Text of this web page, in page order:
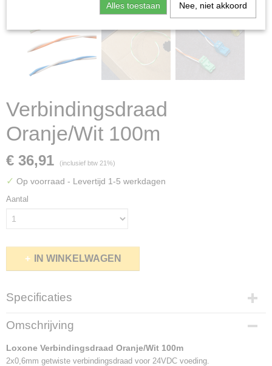
Verbindingsdraad
Oranje/Wit 100m
€ 36,91 (inclusief btw 21%)
✓ Op voorraad - Levertijd 1-5 werkdagen
Aantal
IN WINKELWAGEN
Specificaties
Productcode leverancier
200301
Omschrijving
Loxone Verbindingsdraad Oranje/Wit 100m
2x0,6mm getwiste verbindingsdraad voor 24VDC voeding.
Alles toestaan Nee, niet akkoord